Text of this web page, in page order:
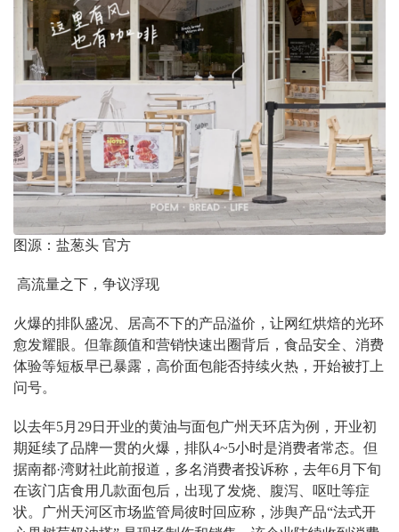
图源：盐葱头 官方
高流量之下，争议浮现
火爆的排队盛况、居高不下的产品溢价，让网红烘焙的光环
愈发耀眼。但靠颜值和营销快速出圈背后，食品安全、消费
体验等短板早已暴露，高价面包能否持续火热，开始被打上
问号。
以去年5月29日开业的黄油与面包广州天环店为例，开业初
期延续了品牌一贯的火爆，排队4~5小时是消费者常态。但
据南都·湾财社此前报道，多名消费者投诉称，去年6月下旬
在该门店食用几款面包后，出现了发烧、腹泻、呕吐等症
状。广州天河区市场监管局彼时回应称，涉舆产品“法式开